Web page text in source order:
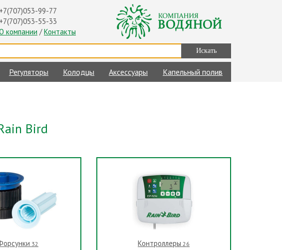
+7(707)053-99-77
+7(707)053-55-33
компании /Контакты
Регуляторы Колодцы Аксессуары Капельный полив
Bird
32 Контроллеры 26